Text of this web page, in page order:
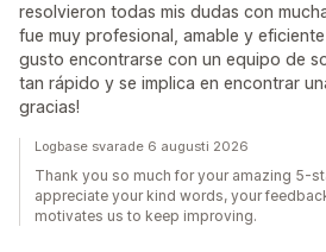
resolvieron todas mis dudas con
fue muy profesional, amable y
gusto encontrarse con un equipo de
tan rápido y se implica en encontrar
gracias!
Logbase svarade 6 augusti 2026
Thank you so much for your amazing 5-
appreciate your kind words, your
motivates us to keep improving.